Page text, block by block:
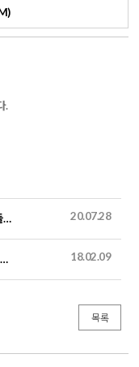
.
<학생이 질문하는 즐거운 수업 만들기> (중등활동편) 활동지 파일 20.07.28
<나는 생각을 바꾸는 문제해결사> 부록 자료 18.02.09
목록